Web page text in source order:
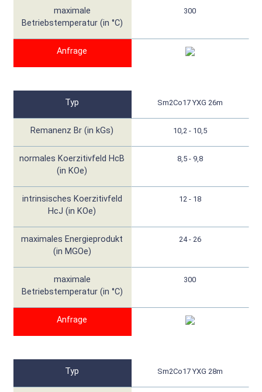
maximale
Betriebstemperatur (in °C)
300
Anfrage
Typ Sm2Co17 YXG 26m
Remanenz Br (in kGs) 10,2 - 10,5
normales Koerzitivfeld HcB
(in KOe)
8,5 - 9,8
intrinsisches Koerzitivfeld
HcJ (in KOe)
12 - 18
maximales Energieprodukt
(in MGOe)
24 - 26
maximale
Betriebstemperatur (in °C)
300
Anfrage
Typ Sm2Co17 YXG 28m